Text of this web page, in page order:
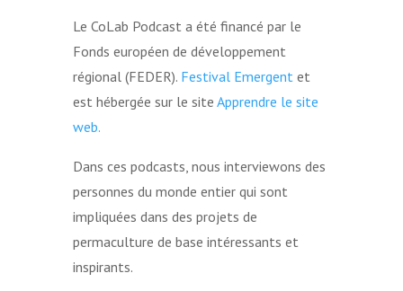
Le CoLab Podcast a été financé par le
Fonds européen de développement
régional (FEDER). Festival Emergent et
est hébergée sur le site Apprendre le site
web.
Dans ces podcasts, nous interviewons des
personnes du monde entier qui sont
impliquées dans des projets de
permaculture de base intéressants et
inspirants.